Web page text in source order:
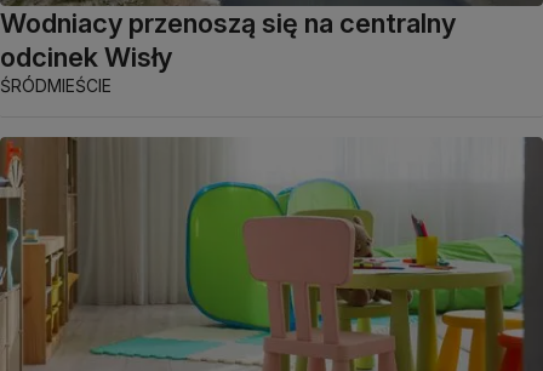
Wodniacy przenoszą się na centralny
odcinek Wisły
ŚRÓDMIEŚCIE